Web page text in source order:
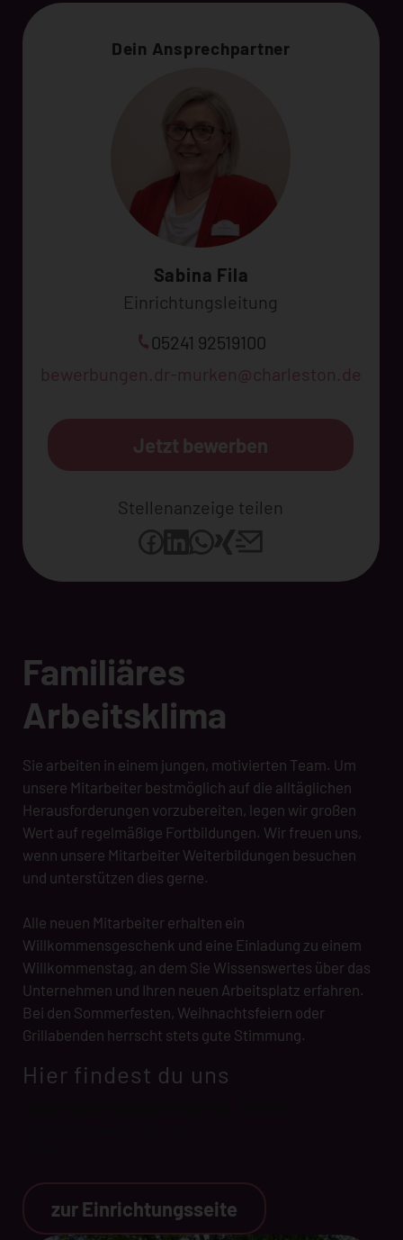
Dein Ansprechpartner
Sabina Fila
Einrichtungsleitung
05241 92519100
bewerbungen.dr-murken@charleston.de
Jetzt bewerben
Stellenanzeige teilen
Familiäres
Arbeitsklima
Sie arbeiten in einem jungen, motivierten Team. Um
unsere Mitarbeiter bestmöglich auf die alltäglichen
Herausforderungen vorzubereiten, legen wir großen
Wert auf regelmäßige Fortbildungen. Wir freuen uns,
wenn unsere Mitarbeiter Weiterbildungen besuchen
und unterstützen dies gerne.
Alle neuen Mitarbeiter erhalten ein
Willkommensgeschenk und eine Einladung zu einem
Willkommenstag, an dem Sie Wissenswertes über das
Unternehmen und Ihren neuen Arbeitsplatz erfahren.
Bei den Sommerfesten, Weihnachtsfeiern oder
Grillabenden herrscht stets gute Stimmung.
Hier findest du uns
zur Einrichtungsseite